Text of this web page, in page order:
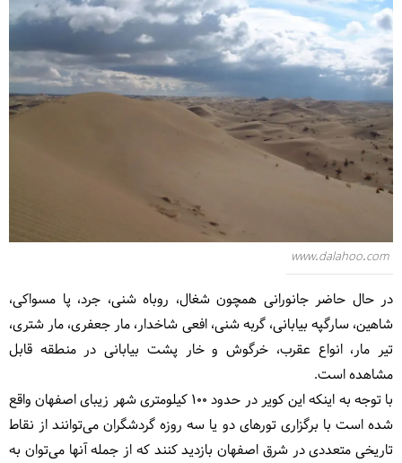
www.dalahoo.com
در حال حاضر جانورانی همچون شغال، روباه شنی، جرد، پا مسواکی،
شاهین، سارگپه بیابانی، گربه شنی، افعی شاخدار، مار جعفری، مار شتری،
تیر مار، انواع عقرب، خرگوش و خار پشت بیابانی در منطقه قابل
مشاهده است.
با توجه به اینکه این کویر در حدود 100 کیلومترى شهر زیباى اصفهان واقع
شده است با برگزارى تورهاى دو یا سه روزه گردشگران مى‌توانند از نقاط
تاریخی متعددى در شرق اصفهان بازدید کنند که از جمله آنها می‌توان به